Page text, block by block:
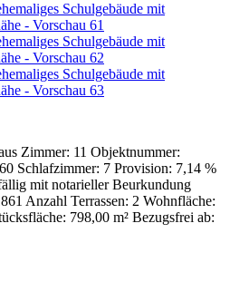
Zimmer: 11 Objektnummer:
Schlafzimmer: 7 Provision: 7,14 %
mit notarieller Beurkundung
Anzahl Terrassen: 2 Wohnfläche:
798,00 m² Bezugsfrei ab: